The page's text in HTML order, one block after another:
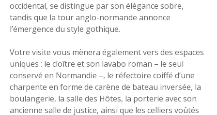
occidental, se distingue par son élégance sobre,
tandis que la tour anglo-normande annonce
l’émergence du style gothique.
Votre visite vous mènera également vers des espaces
uniques : le cloître et son lavabo roman – le seul
conservé en Normandie –, le réfectoire coiffé d’une
charpente en forme de carène de bateau inversée, la
boulangerie, la salle des Hôtes, la porterie avec son
ancienne salle de justice, ainsi que les celliers voûtés